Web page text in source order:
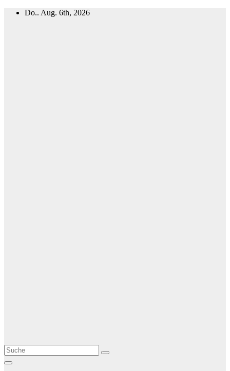
Zum
Do.. Aug. 6th, 2026
Le Matin
AGENCE DE PRESSE